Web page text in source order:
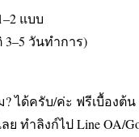
แบบ
วันทำการ)
ได้ครับ/ค่ะ ฟรีเบื้องต้
ทำลิงก์ไป Line OA/